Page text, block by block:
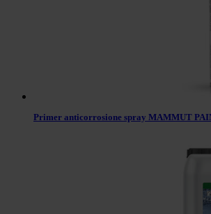
Primer anticorrosione spray MAMMUT